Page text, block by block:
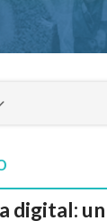
digital: un